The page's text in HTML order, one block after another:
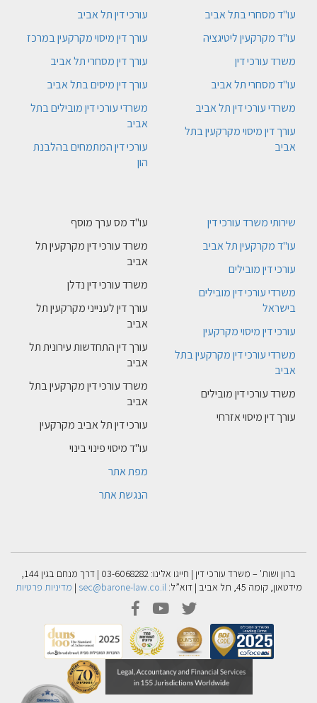
עו"ד מסחרי בתל אביב
עו"ד מקרקעין ליטיגציה
משרד עורכי דין
עו"ד מסחרי תל אביב
משרדי עורכי דין תל אביב
עורך דין מיסוי מקרקעין בתל
אביב
עורכי דין תל אביב
עורך דין מיסוי מקרקעין במרכז
עורך דין מסחרי תל אביב
עורך דין מיסים בתל אביב
משרדי עורכי דין מובילים בתל
אביב
עורכי דין המתמחים בהלבנת
הון
שירותי משרד עורכי דין
עו"ד מקרקעין תל אביב
עורכי דין מובילים
משרדי עורכי דין מובילים
בישראל
עורכי דין מיסוי מקרקעין
משרדי עורכי דין מקרקעין בתל
אביב
משרד עורכי דין מובילים
עורך דין מיסוי אזרחי
עו"ד מס ערך מוסף
משרד עורכי דין מקרקעין תל
אביב
משרד עורכי דין נדלן
עורך דין לענייני מקרקעין תל
אביב
עורך דין התחדשות עירונית תל
אביב
משרד עורכי דין מקרקעין בתל
אביב
עורכי דין תל אביב מקרקעין
עו"ד מיסוי פינוי בינוי
מפת אתר
הנגשת אתר
ברון ושות' – משרד עורכי דין | חייגו אלינו: 03-6068282 | דרך מנחם בגין 144,
מידטאון, קומה 45, תל אביב | דוא”ל:
sec@barone-law.co.il
| מדיניות פרטיות
twitter
youtube